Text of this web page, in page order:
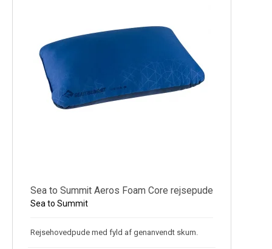
Sea to Summit Aeros Foam Core rejsepude
Sea to Summit
Rejsehovedpude med fyld af genanvendt skum.